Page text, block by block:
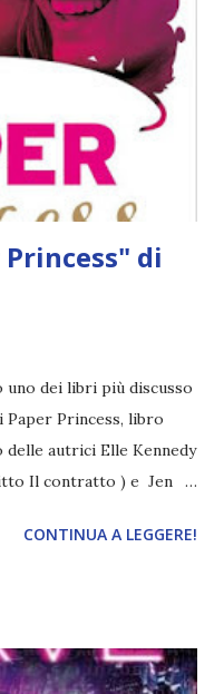
troppo lungo, perciò
LIBRI LETTI Dato che
mi soffermerò troppo.
) non mi è
la serie tv (seppur
capolavoro). Nel
di
dei libri più discusso
Princess, libro
autrici Elle Kennedy
Il contratto ) e Jen
L'ho letto
Dagli strip club e
CONTINUA A LEGGERE!